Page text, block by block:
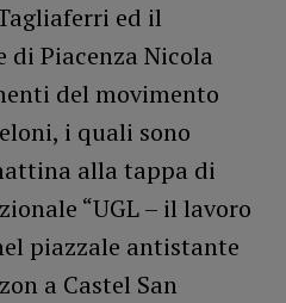
ed il
di Piacenza Nicola
del movimento
i quali sono
alla tappa di
“UGL – il lavoro
piazzale antistante
a Castel San